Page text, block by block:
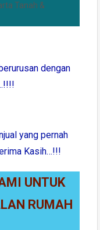
Tanah &
dengan
yang pernah
Kasih…!!!
UNTUK
RUMAH